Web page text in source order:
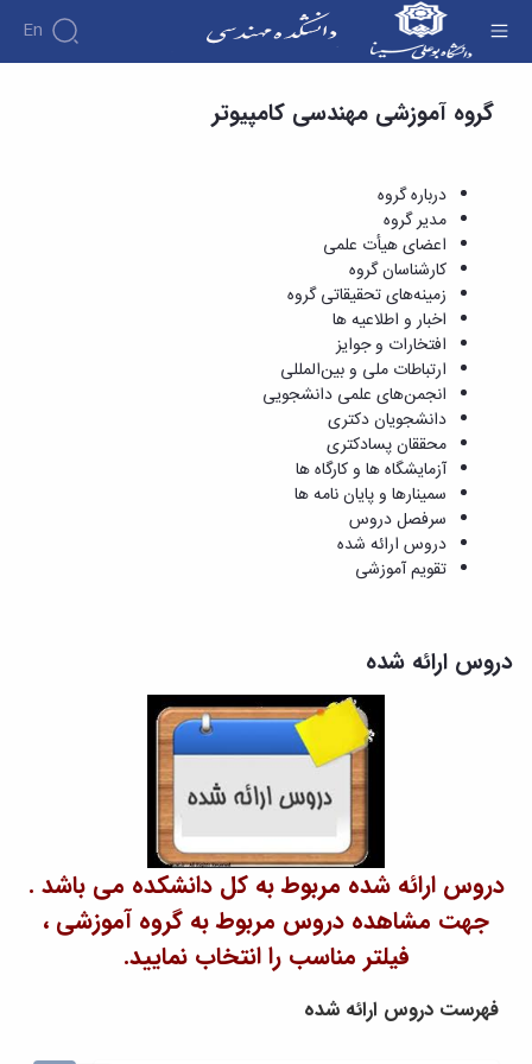
En
دانشکده
تاریخچه
ریاست
دانشکده
روسای
پیشین
افتخارات
آلبوم
عکس
اطلاعات
تماس
سازمان
دانشکده
معاونت
آموزشی
معاونت
پژوهشی
معاونت
کمیته
منتخب
کارشناسی
فرم
ها
و
آئین
نامه
ها
آیین‌نامه‌های
معاونت
آموزشی
تحصیلات
تکمیلی
فرم
ها
و
آئین
و
پایان
پژوهش
هفته
پژوهش
کارگاه ها
آزمایشگاه
گروه
برق
گروه
عمران
گروه
مکانیک
گروه
مواد
گروه
صنایع
نشریات
پژوهش
Stress
Analysis
صنعت
اساتید
دانشکده
اساتید
بازنشسته
کارکنان
دانشکده
مهندسی
آموزشی
مهندسی
برق
مهندسی
مواد
مهندسی
عمران
مهندسی
صنایع
مهندسی
مکانیک
دروس ارائه شده - دانشکده فنی و مهندسی
گروه آموزشی مهندسی کامپیوتر
درباره گروه
مدیر گروه
اعضای هیأت علمی
کارشناسان گروه
زمینه‌های تحقیقاتی گروه
اخبار و اطلاعیه ها
افتخارات و جوایز
ارتباطات ملی و بین‌المللی
انجمن‌های علمی دانشجویی
دانشجویان دکتری
محققان پسادکتری
آزمایشگاه ها و کارگاه ها
سمینارها و پایان نامه ها
سرفصل دروس
دروس ارائه شده
تقویم آموزشی
دروس ارائه شده
دروس ارائه شده مربوط به کل دانشکده می باشد .
جهت مشاهده دروس مربوط به گروه آموزشی ،
فیلتر مناسب را انتخاب نمایید.
فهرست دروس ارائه شده